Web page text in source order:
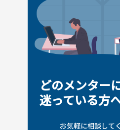
どのメンター
迷っている方へ
お気軽に相談して